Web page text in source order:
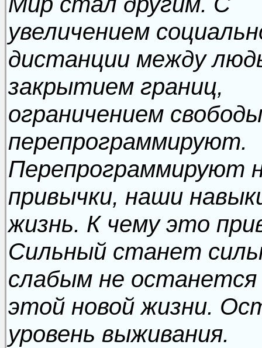
увеличением
дистанции между
закрытием границ,
ограничением
перепрограммируют.
Перепрограммируют
привычки, наши
жизнь. К чему это
Сильный станет
слабым не
этой новой жизни.
уровень выживания.